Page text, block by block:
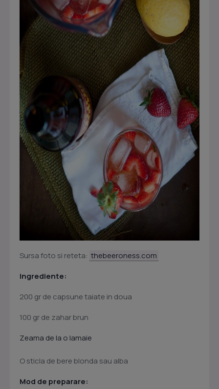
Sursa foto si reteta: thebeeroness.com
Ingrediente:
200 gr de capsune taiate in doua
100 gr de zahar brun
Zeama de la o lamaie
O sticla de bere blonda sau alba
Mod de preparare: